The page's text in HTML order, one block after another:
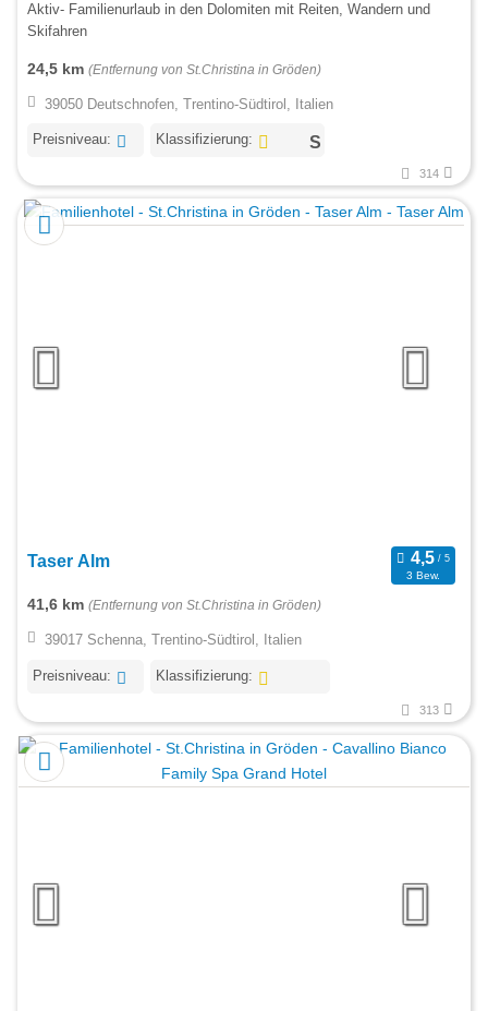
Aktiv- Familienurlaub in den Dolomiten mit Reiten, Wandern und
Skifahren
24,5 km (Entfernung von St.Christina in Gröden)
39050 Deutschnofen, Trentino-Südtirol, Italien
Preisniveau: Klassifizierung:
314
Taser Alm
3 Bew.
41,6 km (Entfernung von St.Christina in Gröden)
39017 Schenna, Trentino-Südtirol, Italien
Preisniveau: Klassifizierung:
313